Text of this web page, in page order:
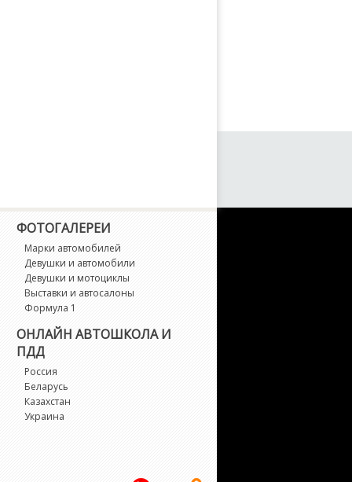
ФОТОГАЛЕРЕИ
Марки автомобилей
Девушки и автомобили
Девушки и мотоциклы
Выставки и автосалоны
Формула 1
ОНЛАЙН АВТОШКОЛА И
ПДД
Россия
Беларусь
Казахстан
Украина